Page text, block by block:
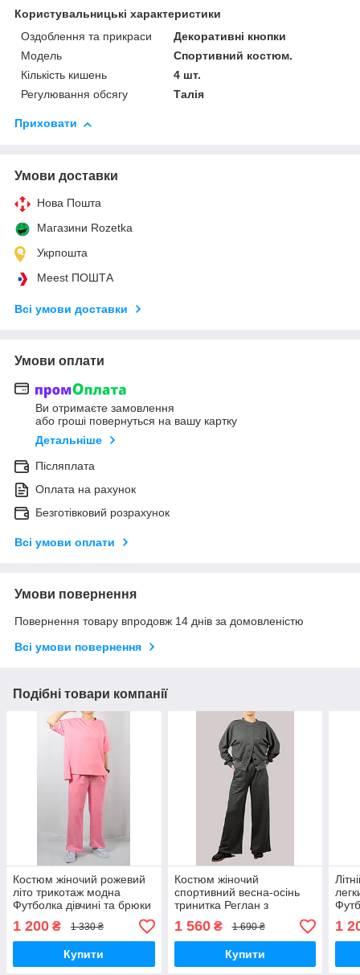
Користувальницькі характеристики
Оздоблення та прикраси
Декоративні кнопки
Модель
Спортивний костюм.
Кількість кишень
4 шт.
Регулювання обсягу
Талія
Приховати
Умови доставки
Нова Пошта
Магазини Rozetka
Укрпошта
Meest ПОШТА
Всі умови доставки
Умови оплати
Ви отримаєте замовлення
або гроші повернуться на вашу картку
Детальніше
Післяплата
Оплата на рахунок
Безготівковий розрахунок
Всі умови оплати
Умови повернення
Повернення товару впродовж 14 днів за домовленістю
Всі умови повернення
Подібні товари компанії
Костюм жіночий рожевий
літо трикотаж модна
Футболка дівчині та брюки
широкі одяг жіночий
новою поштою є
накладений платіж
1 200 ₴ 1 330 ₴
Купити
Костюм жіночий
спортивний весна-осінь
тринитка Реглан з
кнопками та брюки широкі
одяг жіночий новою
поштою стильний одяг
1 560₴ 1 690 ₴
Купити
1